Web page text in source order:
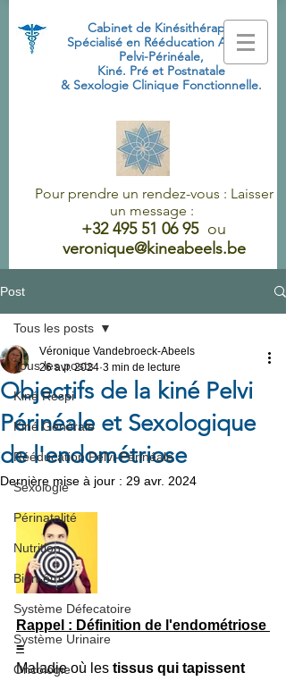
Cabinet de Kinésithérapie
Spécialisé en Rééducation Abdo-
Pelvi-Périnéale,
Kiné. Pré et Postnatale
& Sexologie Clinique Fonctionnelle.
Pour prendre un rendez-vous : Laisser
un message :
+32 495 51 06 95 ou
veronique@kineabeels.be
Post
Tous les posts
Kiné Respi
Kiné Générale
Rééducation Pelvi-Périnéale
Sexologie
Périnatalité
Nutrition
Bien-être
Système Défecatoire
Système Urinaire
Oncologie
Tous les posts
Objectifs de la kiné Pelvi
Périnéale et Sexologique
de l'endométriose
Véronique Vandebroeck-Abeels
26 avr. 2024 3 min de lecture
Dernière mise à jour : 29 avr. 2024
Rappel : Définition de l'endométriose
=
Maladie où les tissus qui tapissent